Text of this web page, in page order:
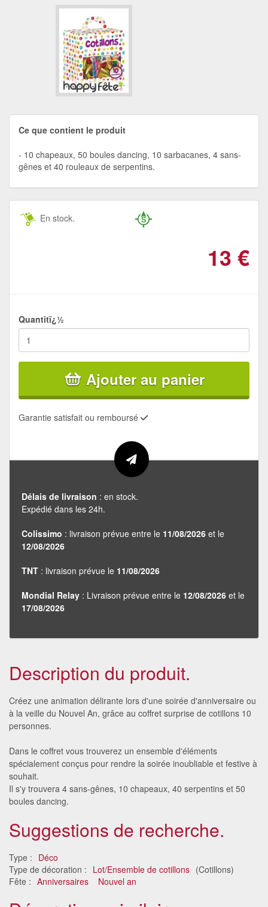
Ce que contient le produit
10 chapeaux, 50 boules dancing, 10 sarbacanes, 4 sans-
gênes et 40 rouleaux de serpentins.
En stock.
13 €
Quantitï¿½
Ajouter au panier
Garantie satisfait ou remboursé
Délais de livraison : en stock.
Expédié dans les 24h.
Colissimo : livraison prévue entre le 11/08/2026 et le
12/08/2026
TNT : livraison prévue le 11/08/2026
Mondial Relay : Livraison prévue entre le 12/08/2026 et le
17/08/2026
Description du produit.
Créez une animation délirante lors d'une soirée d'anniversaire ou
à la veille du Nouvel An, grâce au coffret surprise de cotillons 10
personnes.
Dans le coffret vous trouverez un ensemble d'éléments
spécialement conçus pour rendre la soirée inoubliable et festive à
souhait.
Il s'y trouvera 4 sans-gênes, 10 chapeaux, 40 serpentins et 50
boules dancing.
Suggestions de recherche.
Type : Déco
Type de décoration : Lot/Ensemble de cotillons (Cotillons)
Fête : Anniversaires Nouvel an